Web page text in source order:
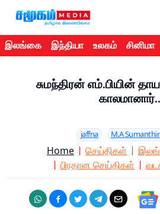
இலங்கை இந்தியா உலகம் சினிமா
சுமந்திரன் எம்.பியின்
jaffna M.A
Home செய்திகள்
பிரதான செய்திகள்